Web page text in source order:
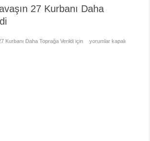
27 Kurbanı Daha
Kurbanı Daha Toprağa Verildi için
yorumlar kapalı